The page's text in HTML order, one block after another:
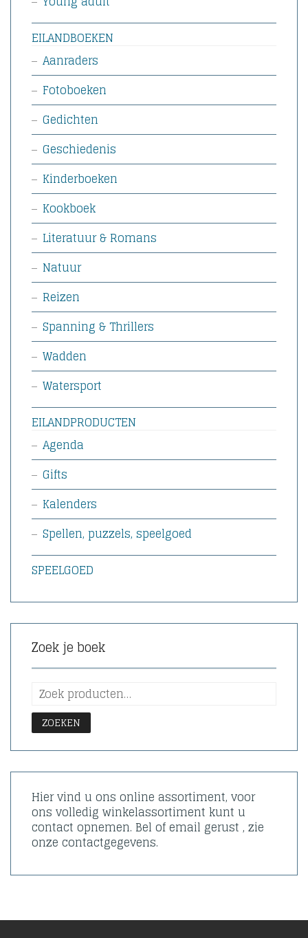
EILANDBOEKEN
Aanraders
Fotoboeken
Gedichten
Geschiedenis
Kinderboeken
Kookboek
Literatuur & Romans
Natuur
Reizen
Spanning & Thrillers
Wadden
Watersport
EILANDPRODUCTEN
Agenda
Gifts
Kalenders
Spellen, puzzels, speelgoed
SPEELGOED
Zoek je boek
ZOEKEN
Hier vind u ons online assortiment, voor
ons volledig winkelassortiment kunt u
contact opnemen. Bel of email gerust , zie
onze contactgegevens.